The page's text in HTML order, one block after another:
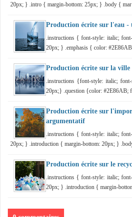
20px; } .intro { margin-bottom: 25px; } .body { mar
Production écrite sur l'eau -
.instructions { font-style: italic;
20px; } .emphasis { color:
Production écrite sur la ville
.instructions {font-style: italic;
20px;} .question {color: #2E86AB;
Production écrite sur
argumentatif
.instructions { font-style: italic;
20px; } .introduction { margin-bottom: 20px; }
Production écrite sur le
.instructions { font-style: italic;
20px; } .introduction { margin-